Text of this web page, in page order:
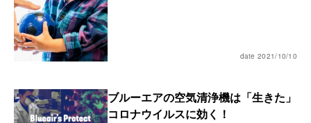
date 2021/10/10
ブルーエアの空気清浄機は「生きた」
コロナウイルスに効く！